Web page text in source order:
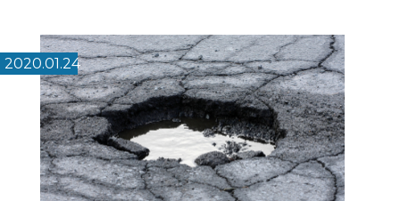
2020.01.24